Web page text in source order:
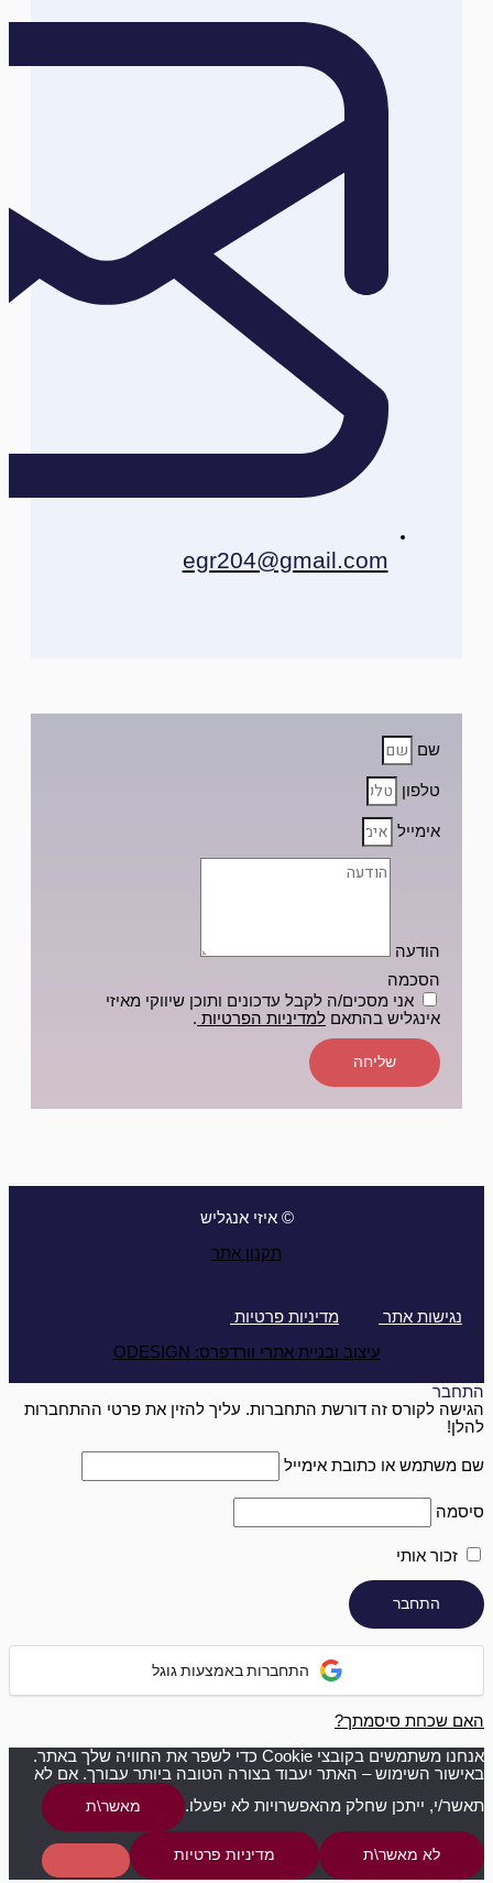
egr204@gmail.com
שם
טלפון
אימייל
הודעה
הסכמה
אני מסכים/ה לקבל עדכונים ותוכן שיווקי מאיזי
אינגליש בהתאם למדיניות הפרטיות .
שליחה
© איזי אנגליש
תקנון אתר
נגישות אתר מדיניות פרטיות
עיצוב ובניית אתרי וורדפרס: ODESIGN
התחבר
הגישה לקורס זה דורשת התחברות. עליך להזין את פרטי ההתחברות
להלן!
שם משתמש או כתובת אימייל
סיסמה
זכור אותי
התחברות באמצעות גוגל
האם שכחת סיסמתך?
אנחנו משתמשים בקובצי Cookie כדי לשפר את החוויה שלך באתר.
באישור השימוש – האתר יעבוד בצורה הטובה ביותר עבורך. אם לא
תאשר/י, ייתכן שחלק מהאפשרויות לא יפעלו.
מאשר\ת
לא מאשר\ת מדיניות פרטיות